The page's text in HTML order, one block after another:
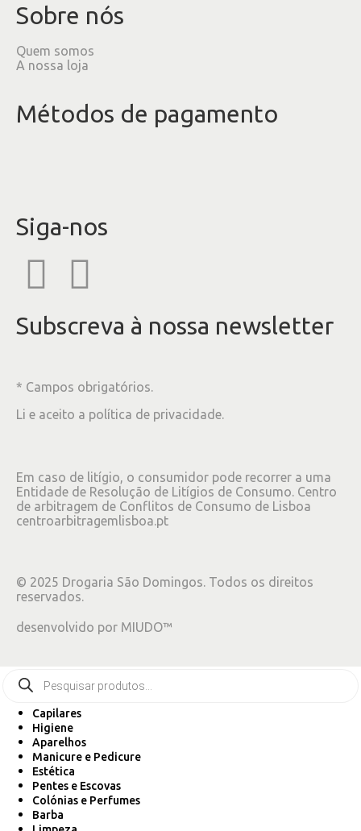
Sobre nós
Quem somos
A nossa loja
Métodos de pagamento
Siga-nos
Subscreva à nossa newsletter
* Campos obrigatórios.
Li e aceito a política de privacidade.
Em caso de litígio, o consumidor pode recorrer a uma
Entidade de Resolução de Litígios de Consumo. Centro
de arbitragem de Conflitos de Consumo de Lisboa
centroarbitragemlisboa.pt
© 2025 Drogaria São Domingos. Todos os direitos
reservados.
desenvolvido por MIUDO™
Capilares
Higiene
Aparelhos
Manicure e Pedicure
Estética
Pentes e Escovas
Colónias e Perfumes
Barba